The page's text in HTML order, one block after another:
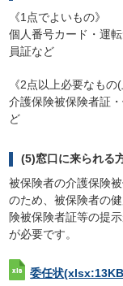
《1点でよいもの》
個人番号カード・運
員証など
《2点以上必要なもの
介護保険被保険者証
ど
(5)窓口に来られる
被保険者の介護保険
のため、被保険者の
険被保険者証等の提
が必要です。
委任状